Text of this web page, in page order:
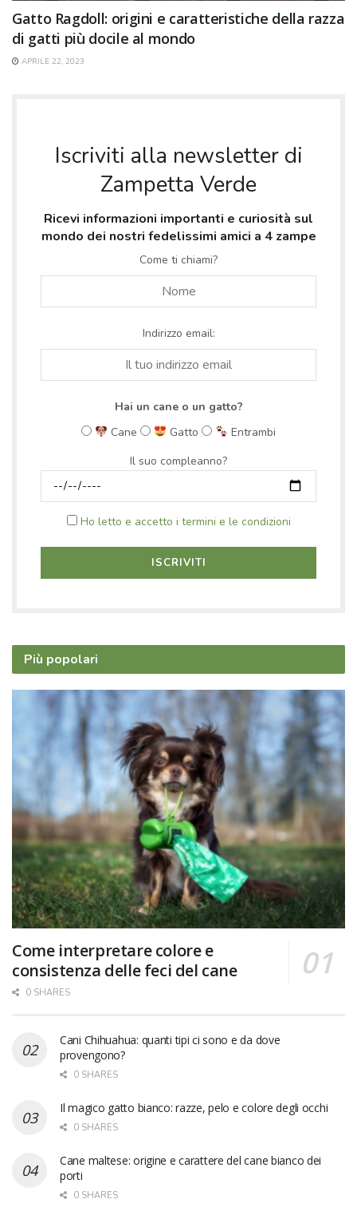
Gatto Ragdoll: origini e caratteristiche della razza
di gatti più docile al mondo
APRILE 22, 2023
Iscriviti alla newsletter di
Zampetta Verde
Ricevi informazioni importanti e curiosità sul
mondo dei nostri fedelissimi amici a 4 zampe
Come ti chiami?
Indirizzo email:
Hai un cane o un gatto?
Cane
Gatto
Entrambi
Il suo compleanno?
Ho letto e accetto i termini e le condizioni
Più popolari
Come interpretare colore e
consistenza delle feci del cane
0 SHARES
Cani Chihuahua: quanti tipi ci sono e da dove
provengono?
0 SHARES
Il magico gatto bianco: razze, pelo e colore degli occhi
0 SHARES
Cane maltese: origine e carattere del cane bianco dei
porti
0 SHARES